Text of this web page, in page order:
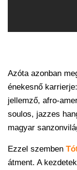
Azóta azonban
énekesnő
jellemző, afro-
soulos, jazzes
magyar
Ezzel szemben
átment. A